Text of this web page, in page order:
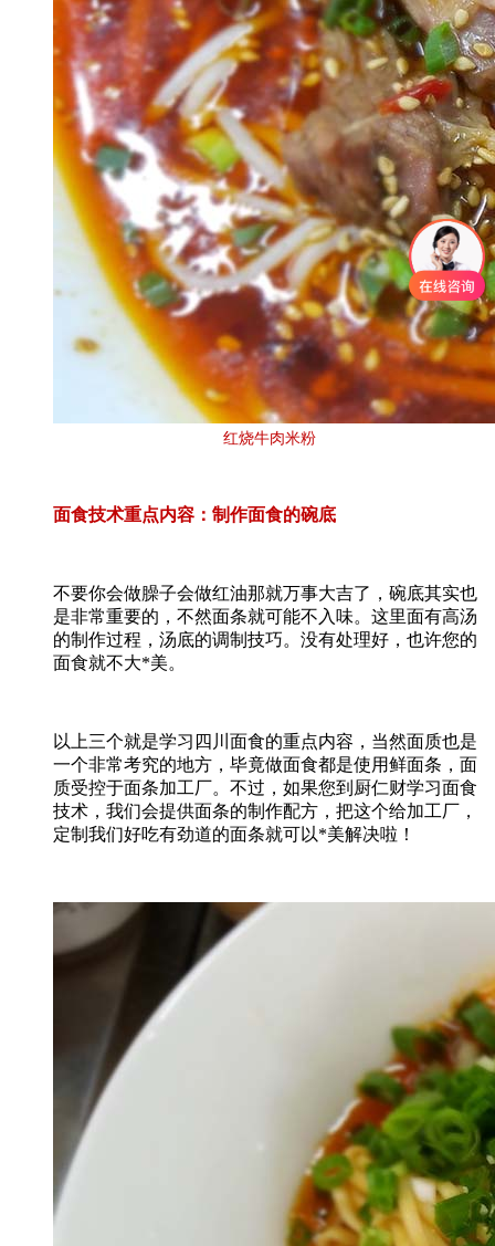
红烧牛肉米粉
面食技术重点内容：制作面食的碗底
不要你会做臊子会做红油那就万事大吉了，碗底其实也
是非常重要的，不然面条就可能不入味。这里面有高汤
的制作过程，汤底的调制技巧。没有处理好，也许您的
面食就不大*美。
以上三个就是学习四川面食的重点内容，当然面质也是
一个非常考究的地方，毕竟做面食都是使用鲜面条，面
质受控于面条加工厂。不过，如果您到厨仁财学习面食
技术，我们会提供面条的制作配方，把这个给加工厂，
定制我们好吃有劲道的面条就可以*美解决啦！